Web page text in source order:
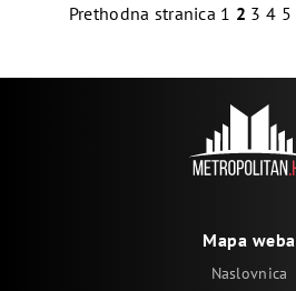
Prethodna stranica 1 2 3 4 5
Mapa weba
Naslovnica